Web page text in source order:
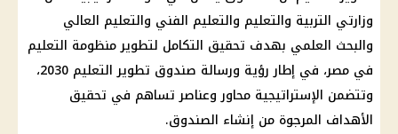
وزارتي التربية والتعليم والتعليم الفني والتعليم العالي
والبحث العلمي بهدف تحقيق التكامل لتطوير منظومة التعليم
في مصر، في إطار رؤية ورسالة صندوق تطوير التعليم 2030،
وتتضمن الإستراتيجية محاور وعناصر تساهم في تحقيق
الأهداف المرجوة من إنشاء الصندوق.